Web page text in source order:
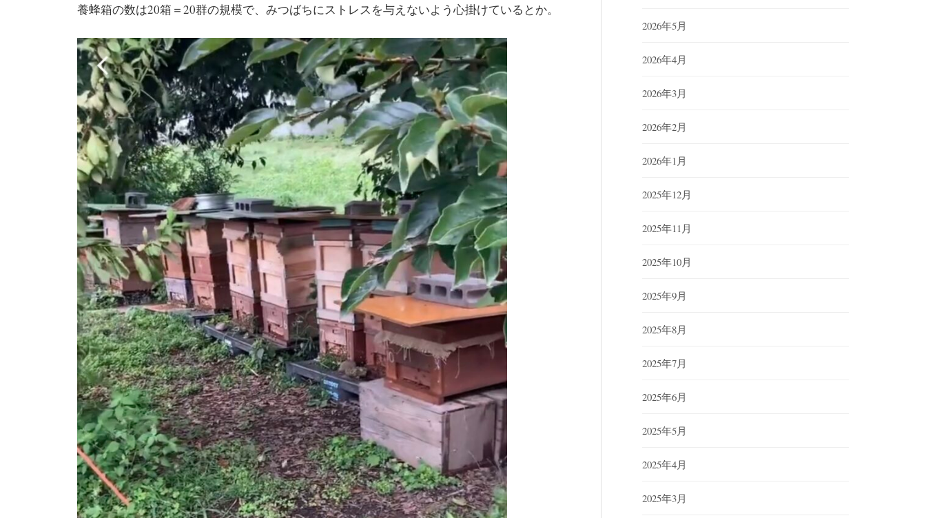
養蜂箱の数は20箱＝20群の規模で、みつばちにストレスを与えないよう心掛けているとか。
2026年5月
2026年4月
2026年3月
2026年2月
2026年1月
2025年12月
2025年11月
2025年10月
2025年9月
2025年8月
2025年7月
2025年6月
2025年5月
2025年4月
2025年3月